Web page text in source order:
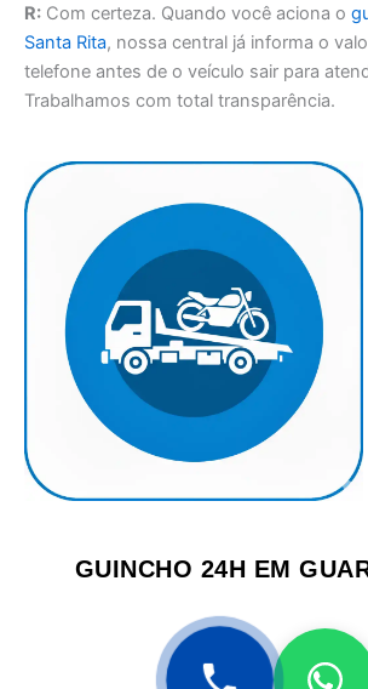
R: Com certeza. Quando você aciona o
Santa Rita, nossa central já informa o
telefone antes de o veículo sair para
Trabalhamos com total transparência.
GUINCHO 24H EM